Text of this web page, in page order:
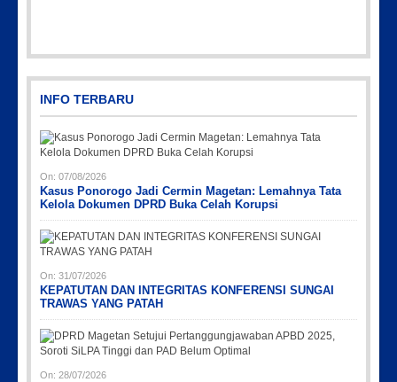
INFO TERBARU
On: 07/08/2026
Kasus Ponorogo Jadi Cermin Magetan: Lemahnya Tata
Kelola Dokumen DPRD Buka Celah Korupsi
On: 31/07/2026
KEPATUTAN DAN INTEGRITAS KONFERENSI SUNGAI
TRAWAS YANG PATAH
On: 28/07/2026